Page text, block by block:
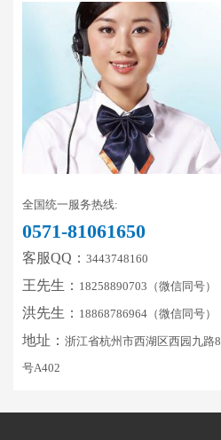
全国统一服务热线:
0571-81061650
客服QQ： 3443748160
王先生： 18258890703（微信同号）
洪先生： 18868786964（微信同号）
地址： 浙江省杭州市西湖区西园九路8
号A402